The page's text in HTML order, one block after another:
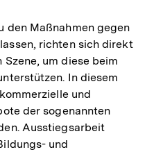
den Maßnahmen gegen
richten sich direkt
um diese beim
In diesem
und
der sogenannten
Ausstiegsarbeit
und